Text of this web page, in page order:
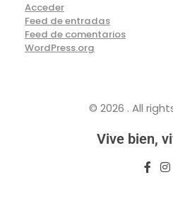
Acceder
Feed de entradas
Feed de comentarios
WordPress.org
© 2026 . All
Vive bien,